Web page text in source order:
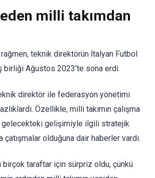
milli takımdan
rağmen, teknik direktörün İtalyan Futbol
birliği Ağustos 2023’te sona erdi.
direktör ile federasyon yönetimi
Özellikle, milli takımın çalışma
gelecekteki gelişimiyle ilgili stratejik
çatışmalar olduğuna dair haberler vardı.
birçok taraftar için sürpriz oldu, çünkü